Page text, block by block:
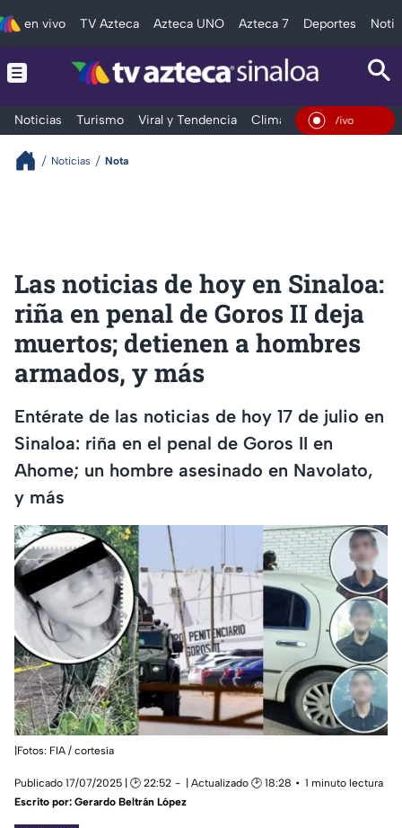
en vivo TV Azteca Azteca UNO Azteca 7 Deportes
Noticias Turismo Viral y Tendencia Clima Deportes
En Vivo
Noticias Nota
Las noticias de hoy en Sinaloa:
riña en penal de Goros II deja
muertos; detienen a hombres
armados, y más
Entérate de las noticias de hoy 17 de julio en
Sinaloa: riña en el penal de Goros II en
Ahome; un hombre asesinado en Navolato,
y más
|Fotos: FIA / cortesía
Publicado 17/07/2025 | 🕑 22:52 | Actualizado 🕑 18:28
1 minuto lectura
Escrito por: Gerardo Beltrán López